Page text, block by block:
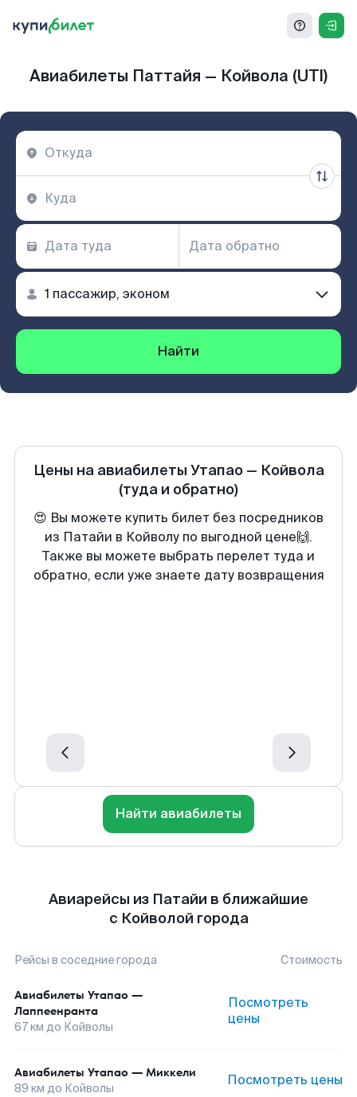
Авиабилеты Паттайя — Койвола (UTI)
Найти
Цены на авиабилеты Утапао— Койвола
(туда и обратно)
😍 Вы можете купить билет без посредников
из Патайи в Койволу по выгодной цене🙌.
Также вы можете выбрать перелет туда и
обратно, если уже знаете дату возвращения
Найти авиабилеты
Авиарейсы из Патайи в ближайшие
с Койволой города
Рейсы в соседние города Стоимость
Авиабилеты Утапао —
Лаппеенранта
67км до Койволы
Посмотреть
цены
Авиабилеты Утапао — Миккели
89 км до Койволы Посмотреть цены